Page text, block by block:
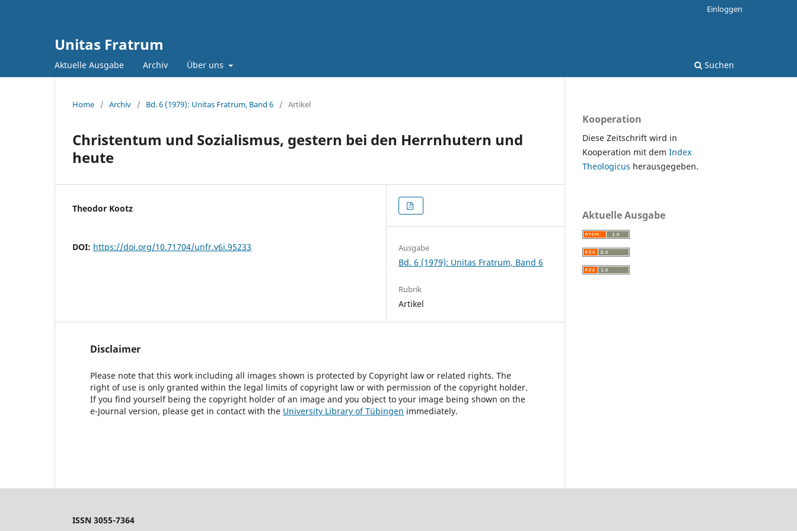
Unitas Fratrum
Aktuelle Ausgabe Archiv Über uns Suchen
Einloggen
Home / Archiv / Bd. 6 (1979): Unitas Fratrum, Band 6 / Artikel
Christentum und Sozialismus, gestern bei den Herrnhutern und
heute
Theodor Kootz
DOI: https://doi.org/10.71704/unfr.v6i.95233 Ausgabe
Bd. 6 (1979): Unitas Fratrum, Band 6
Rubrik
Artikel
Disclaimer
Please note that this work including all images shown is protected by Copyright law or related rights. The
right of use is only granted within the legal limits of copyright law or with permission of the copyright holder.
If you find yourself being the copyright holder of an image and you object to your image being shown on the
e-Journal version, please get in contact with the University Library of Tübingen immediately.
Kooperation
Diese Zeitschrift wird in
Kooperation mit dem Index
Theologicus herausgegeben.
Aktuelle Ausgabe
ISSN 3055-7364